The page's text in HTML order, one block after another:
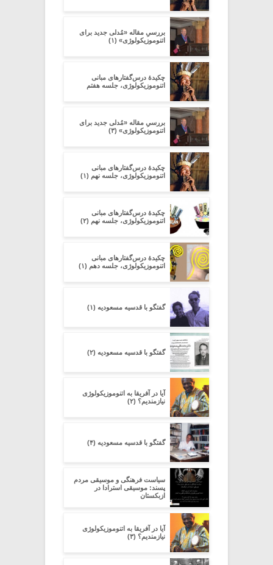
بررسیِ مقاله‏ «مُدلی جدید برای
اتنوموزیکولوژی» (۱)
چکیدۀ درس‌گفتارهای مبانی
اتنوموزیکولوژی، جلسه هفتم
بررسیِ مقاله‏ «مُدلی جدید برای
اتنوموزیکولوژی» (۳)
چکیدۀ درس‌گفتارهای مبانی
اتنوموزیکولوژی، جلسه نهم (۱)
چکیدۀ درس‌گفتارهای مبانی
اتنوموزیکولوژی، جلسه نهم (۲)
چکیدۀ درس‌گفتارهای مبانی
اتنوموزیکولوژی، جلسه دهم (۱)
گفتگو با قدسیه مسعودیه (۱)
گفتگو با قدسیه مسعودیه (۲)
آیا در آفریقا به اتنوموزیکولوژی
نیازمندیم؟ (۲)
گفتگو با قدسیه مسعودیه (۴)
سیاست فرهنگی و موسیقی مردم
پسند: موسیقی استرادا در
ازبکستان
آیا در آفریقا به اتنوموزیکولوژی
نیازمندیم؟ (۳)